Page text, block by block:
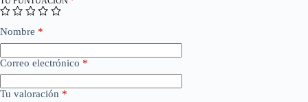
Nombre *
Correo electrónico *
Tu valoración *